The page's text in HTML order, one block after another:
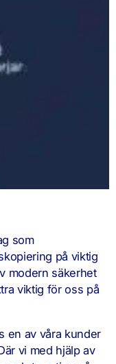
som
på viktig
modern säkerhet
viktig för oss på
en av våra kunder
vi med hjälp av